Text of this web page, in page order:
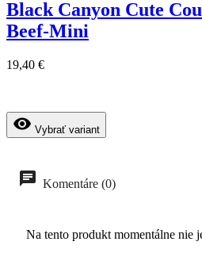
Black Canyon Cute
Beef-Mini
19,40 €
visibility Vybrať variant
Komentáre (0)
Na tento produkt momentálne nie